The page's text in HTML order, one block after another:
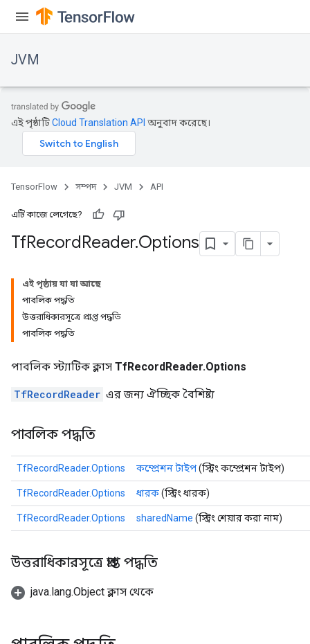
JVM
এই পৃষ্ঠাটিCloud Translation API অনুবাদ করেছে।
TensorFlow সম্পদ JVM API
এটি কাজে লেগেছে?
TfRecordReader.Options
এই পৃষ্ঠায় যা যা আছে
পাবলিক পদ্ধতি
উত্তরাধিকারসূত্রে প্রাপ্ত পদ্ধতি
পাবলিক পদ্ধতি
পাবলিক স্ট্যাটিক ক্লাস TfRecordReader.Options
TfRecordReader এর জন্য ঐচ্ছিক বৈশিষ্ট্য
পাবলিক পদ্ধতি
TfRecordReader.Options কম্প্রেশন টাইপ(স্ট্রিং কম্প্রেশন টাইপ)
TfRecordReader.Options ধারক(স্ট্রিং ধারক)
TfRecordReader.Options sharedName (স্ট্রিং শেয়ার করা নাম)
উত্তরাধিকারসূত্রে প্রাপ্ত পদ্ধতি
java.lang.Object ক্লাস থেকে